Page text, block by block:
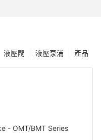
產品
液壓泵浦
液壓閥